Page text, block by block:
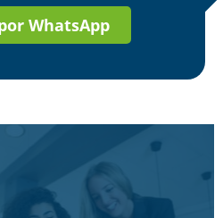
WhatsApp